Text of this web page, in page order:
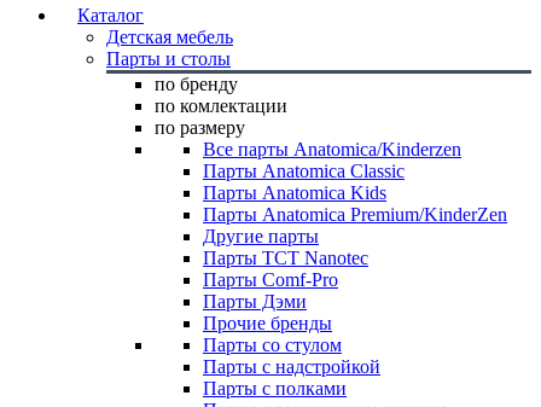
Каталог
Детская мебель
Парты и столы
по бренду
по комлектации
по размеру
Все парты Anatomica/Kinderzen
Парты Anatomica Classic
Парты Anatomica Kids
Парты Anatomica Premium/KinderZen
Другие парты
Парты TCT Nanotec
Парты Comf-Pro
Парты Дэми
Прочие бренды
Парты со стулом
Парты с надстройкой
Парты с полками